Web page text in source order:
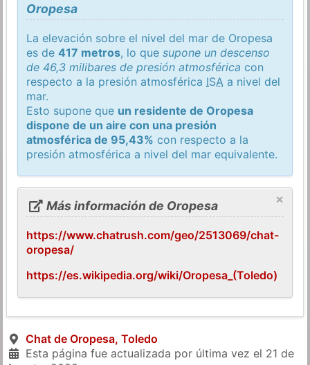
Oropesa
La elevación sobre el nivel del mar de Oropesa
es de417 metros, lo quesupone un descenso
de 46,3 milibares de presión atmosférica con
respecto a la presión atmosférica ISA a nivel del
mar.
Esto supone que un residente de Oropesa
dispone de un aire con una presión
atmosférica de 95,43% con respecto a la
presión atmosférica a nivel del mar equivalente.
×
Más información de Oropesa
https://www.chatrush.com/geo/2513069/chat-
oropesa/
https://es.wikipedia.org/wiki/Oropesa_(Toledo)
Chat de Oropesa, Toledo
Esta página fue actualizada por última vez el 21 de